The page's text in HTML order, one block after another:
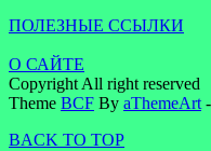
ПОЛЕЗНЫЕ ССЫЛКИ
О САЙТЕ
Copyright All right reserved
Theme BCF By aThemeArt
BACK TO TOP